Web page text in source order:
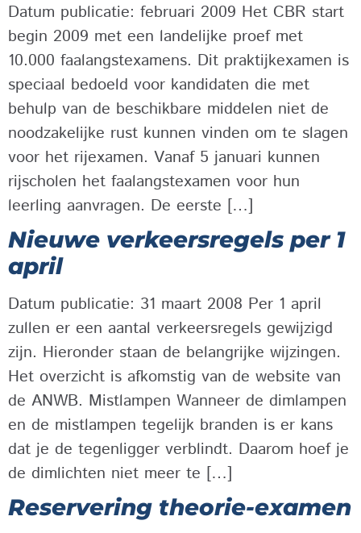
Datum publicatie: februari 2009 Het CBR start
begin 2009 met een landelijke proef met
10.000 faalangstexamens. Dit praktijkexamen is
speciaal bedoeld voor kandidaten die met
behulp van de beschikbare middelen niet de
noodzakelijke rust kunnen vinden om te slagen
voor het rijexamen. Vanaf 5 januari kunnen
rijscholen het faalangstexamen voor hun
leerling aanvragen. De eerste […]
Nieuwe verkeersregels per 1
april
Datum publicatie: 31 maart 2008 Per 1 april
zullen er een aantal verkeersregels gewijzigd
zijn. Hieronder staan de belangrijke wijzingen.
Het overzicht is afkomstig van de website van
de ANWB. Mistlampen Wanneer de dimlampen
en de mistlampen tegelijk branden is er kans
dat je de tegenligger verblindt. Daarom hoef je
de dimlichten niet meer te […]
Reservering theorie-examen